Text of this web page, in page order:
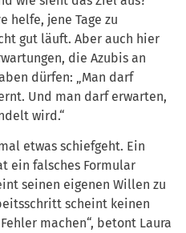
helfe, jene Tage zu
gut läuft. Aber auch hier
die Azubis an
dürfen: „Man darf
Und man darf erwarten,
wird.“
etwas schiefgeht. Ein
ein falsches Formular
seinen eigenen Willen zu
scheint keinen
machen“, betont Laura